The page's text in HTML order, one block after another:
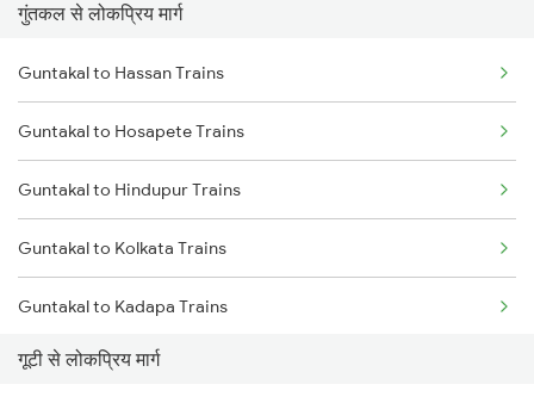
Gooty to Dibbanadoddi Trains
Gooty to Hindupur Trains
Gooty to Tirupati Trains
Gooty to Renigunta Trains
Gooty to Yerraguntla Trains
गुंतकल से लोकप्रिय मार्ग
Guntakal to Hassan Trains
Guntakal to Hosapete Trains
Guntakal to Hindupur Trains
Guntakal to Kolkata Trains
Guntakal to Kadapa Trains
Guntakal to Jabalpur Trains
गूटी से लोकप्रिय मार्ग